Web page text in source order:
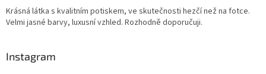
Krásná látka s kvalitním potiskem, ve skutečnosti hezčí než na fotce.
Velmi jasné barvy, luxusní vzhled. Rozhodně doporučuji.
Instagram